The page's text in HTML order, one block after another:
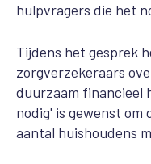
hulpvragers die het
Tijdens het gesprek
zorgverzekeraars
duurzaam financieel
nodig' is gewenst
aantal huishoudens